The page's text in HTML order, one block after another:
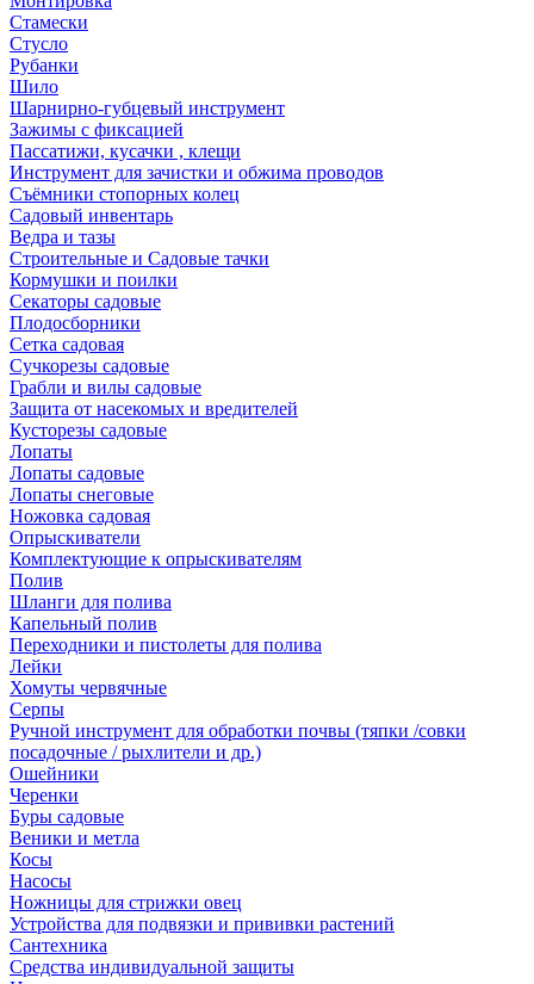
Стамески
Стусло
Рубанки
Шило
Шарнирно-губцевый инструмент
Зажимы с фиксацией
Пассатижи, кусачки , клещи
Инструмент для зачистки и обжима проводов
Съёмники стопорных колец
Садовый инвентарь
Ведра и тазы
Строительные и Садовые тачки
Кормушки и поилки
Секаторы садовые
Плодосборники
Сетка садовая
Сучкорезы садовые
Грабли и вилы садовые
Защита от насекомых и вредителей
Кусторезы садовые
Лопаты
Лопаты садовые
Лопаты снеговые
Ножовка садовая
Опрыскиватели
Комплектующие к опрыскивателям
Полив
Шланги для полива
Капельный полив
Переходники и пистолеты для полива
Лейки
Хомуты червячные
Серпы
Ручной инструмент для обработки почвы (тяпки /совки
посадочные / рыхлители и др.)
Ошейники
Черенки
Буры садовые
Веники и метла
Косы
Насосы
Ножницы для стрижки овец
Устройства для подвязки и прививки растений
Сантехника
Средства индивидуальной защиты